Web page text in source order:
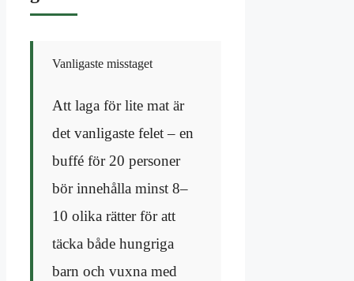
Vanligaste misstaget
Att laga för lite mat är
det vanligaste felet – en
buffé för 20 personer
bör innehålla minst 8–
10 olika rätter för att
täcka både hungriga
barn och vuxna med